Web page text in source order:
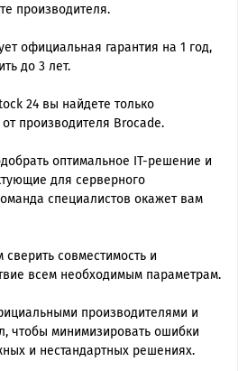
производителя.
официальная гарантия на 1 год,
до 3 лет.
24 вы найдете только
производителя Brocade.
оптимальное IT-решение и
для серверного
специалиcтов окажет вам
совместимость и
всем необходимым параметрам.
производителями и
чтобы минимизировать ошибки
и нестандартных решениях.